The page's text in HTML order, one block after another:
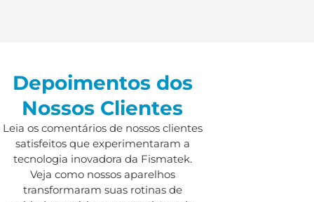
Depoimentos dos
Nossos Clientes
Leia os comentários de nossos clientes
satisfeitos que experimentaram a
tecnologia inovadora da Fismatek.
Veja como nossos aparelhos
transformaram suas rotinas de